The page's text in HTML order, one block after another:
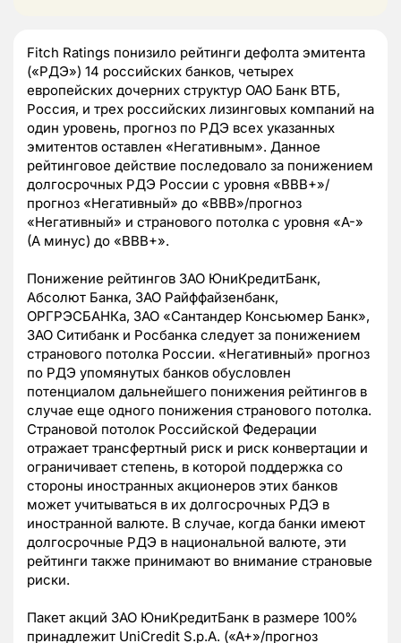
Fitch Ratings понизило рейтинги дефолта эмитента
(«РДЭ») 14 российских банков, четырех
европейских дочерних структур ОАО Банк ВТБ,
Россия, и трех российских лизинговых компаний на
один уровень, прогноз по РДЭ всех указанных
эмитентов оставлен «Негативным». Данное
рейтинговое действие последовало за понижением
долгосрочных РДЭ России с уровня «BBB+»/
прогноз «Негативный» до «BBB»/прогноз
«Негативный» и странового потолка с уровня «A-»
(A минус) до «BBB+».
Понижение рейтингов ЗАО ЮниКредитБанк,
Абсолют Банка, ЗАО Райффайзенбанк,
ОРГРЭСБАНКа, ЗАО «Сантандер Консьюмер Банк»,
ЗАО Ситибанк и Росбанка следует за понижением
странового потолка России. «Негативный» прогноз
по РДЭ упомянутых банков обусловлен
потенциалом дальнейшего понижения рейтингов в
случае еще одного понижения странового потолка.
Страновой потолок Российской Федерации
отражает трансфертный риск и риск конвертации и
ограничивает степень, в которой поддержка со
стороны иностранных акционеров этих банков
может учитываться в их долгосрочных РДЭ в
иностранной валюте. В случае, когда банки имеют
долгосрочные РДЭ в национальной валюте, эти
рейтинги также принимают во внимание страновые
риски.
Пакет акций ЗАО ЮниКредитБанк в размере 100%
принадлежит UniCredit S.p.A. («A+»/прогноз